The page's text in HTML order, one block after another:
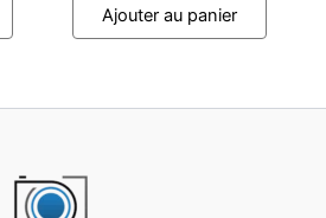
Ajouter au panier